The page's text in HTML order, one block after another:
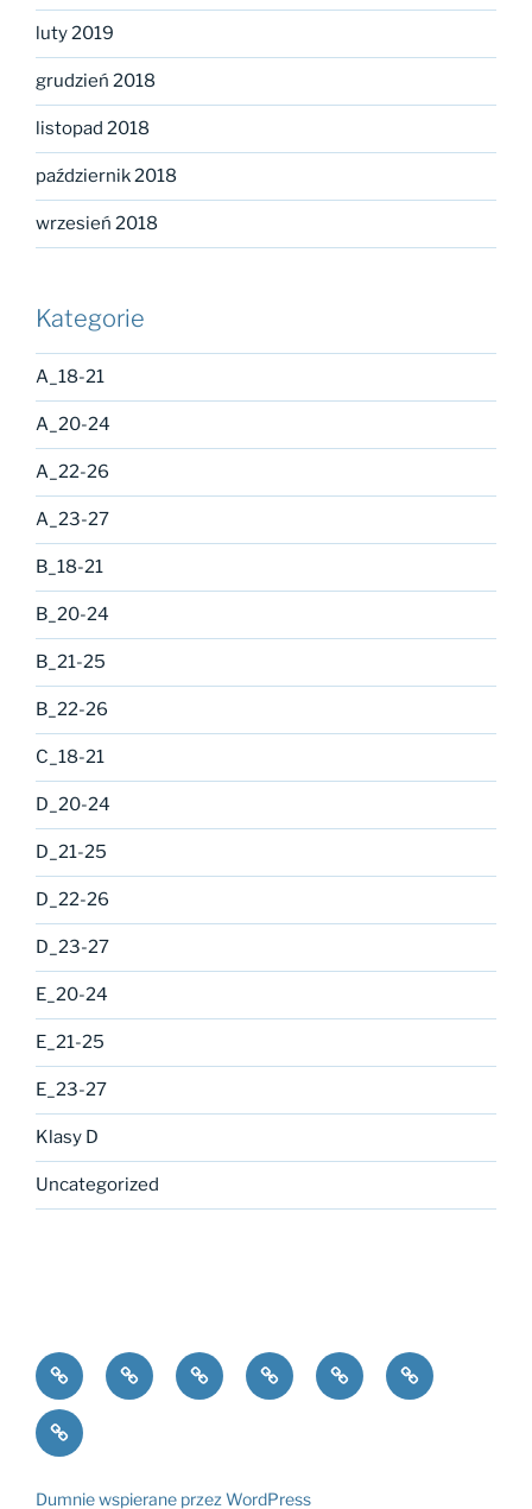
luty 2019
grudzień 2018
listopad 2018
październik 2018
wrzesień 2018
Kategorie
A_18-21
A_20-24
A_22-26
A_23-27
B_18-21
B_20-24
B_21-25
B_22-26
C_18-21
D_20-24
D_21-25
D_22-26
D_23-27
E_20-24
E_21-25
E_23-27
Klasy D
Uncategorized
bLOgowisko
Klasy
A
Klasy
B
Klasy
C
Klasy
D
Klasy
E
I
LO
Dumnie wspierane przez WordPress